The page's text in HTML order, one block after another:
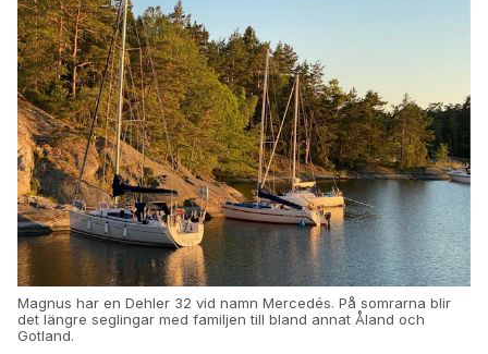
Magnus har en Dehler 32 vid namn Mercedés. På somrarna blir
det längre seglingar med familjen till bland annat Åland och
Gotland.